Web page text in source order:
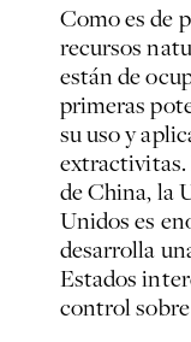
Como es de
recursos
están de
primeras
su uso y
extractivitas.
de China, la
Unidos es
desarrolla
Estados
control